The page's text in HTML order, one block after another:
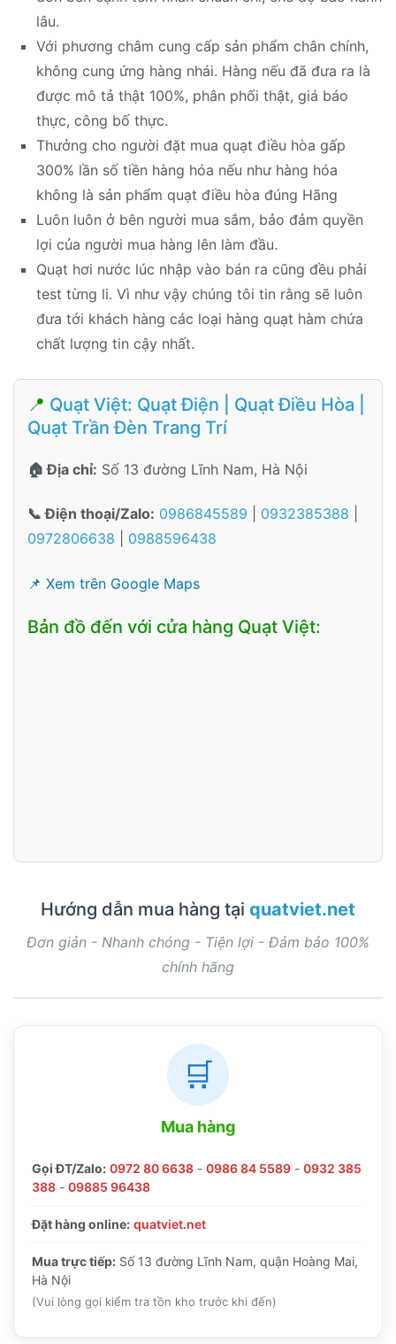
lâu.
Với phương châm cung cấp sản phẩm chân chính,
không cung ứng hàng nhái. Hàng nếu đã đưa ra là
được mô tả thật 100%, phân phối thật, giá báo
thực, công bố thực.
Thưởng cho người đặt mua quạt điều hòa gấp
300% lần số tiền hàng hóa nếu như hàng hóa
không là sản phẩm quạt điều hòa đúng Hãng
Luôn luôn ở bên người mua sắm, bảo đảm quyền
lợi của người mua hàng lên làm đầu.
Quạt hơi nước lúc nhập vào bán ra cũng đều phải
test từng li. Vì như vậy chúng tôi tin rằng sẽ luôn
đưa tới khách hàng các loại hàng quạt hàm chứa
chất lượng tin cậy nhất.
📍 Quạt Việt: Quạt Điện | Quạt Điều Hòa |
Quạt Trần Đèn Trang Trí
🏠 Địa chỉ: Số 13 đường Lĩnh Nam, Hà Nội
📞 Điện thoại/Zalo: 0986845589 0932385388
0972806638
0988596438
📌 Xem trên Google Maps
Bản đồ đến với cửa hàng Quạt Việt:
Hướng dẫn mua hàng tại quatviet.net
Đơn giản - Nhanh chóng - Tiện lợi - Đảm bảo 100%
chính hãng
🛒
Mua hàng
Gọi ĐT/Zalo: 0972 80 6638 - 0986 84 5589 - 0932 385
388 - 09885 96438
Đặt hàng online: quatviet.net
Mua trực tiếp: Số 13 đường Lĩnh Nam, quận Hoàng Mai,
Hà Nội
(Vui lòng gọi kiểm tra tồn kho trước khi đến)